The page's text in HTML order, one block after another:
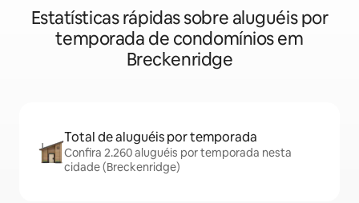
Estatísticas rápidas sobre aluguéis por
temporada de condomínios em
Breckenridge
Total de aluguéis por temporada
Confira 2.260 aluguéis por temporada nesta
cidade (Breckenridge)